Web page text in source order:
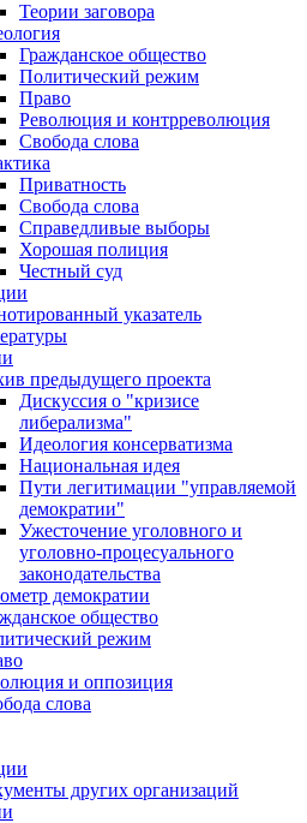
Теории заговора
Гражданское общество
Политический режим
Право
Революция и контрреволюция
Свобода слова
Приватность
Свобода слова
Справедливые выборы
Хорошая полиция
Честный суд
указатель
предыдущего проекта
Дискуссия о "кризисе
либерализма"
Идеология консерватизма
Национальная идея
Пути легитимации "управляемой
демократии"
Ужесточение уголовного и
уголовно-процесуального
законодательства
демократии
общество
режим
и оппозиция
слова
других организаций